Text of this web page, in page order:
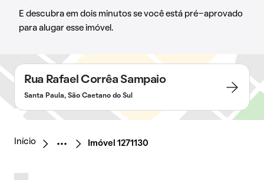
E descubra em dois minutos se você está pré-aprovado
para alugar esse imóvel.
Rua Rafael Corrêa Sampaio
Santa Paula, São Caetano do Sul
Início Imóvel 1271130